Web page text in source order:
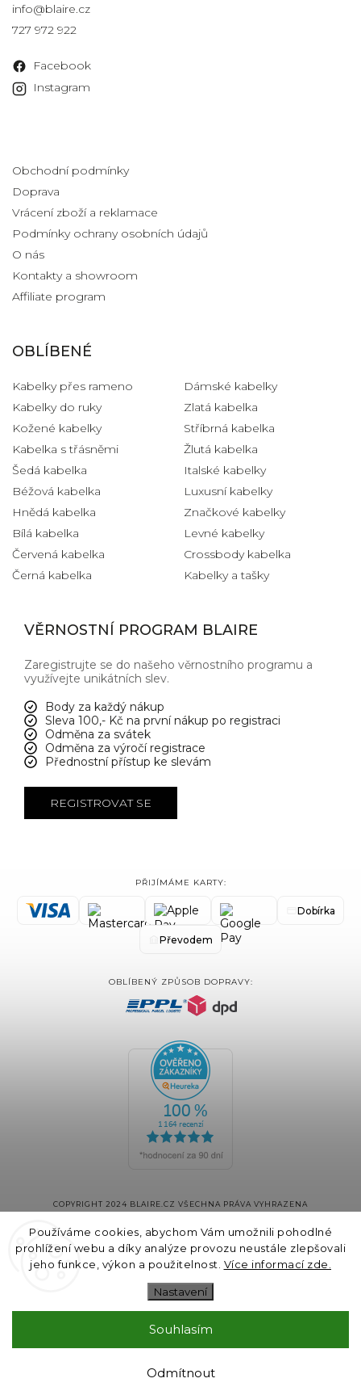
Používáme cookies, abychom Vám umožnili pohodlné
prohlížení webu a díky analýze provozu neustále zlepšovali
jeho funkce, výkon a použitelnost. Více informací zde.
Nastavení
Odmítnout
Souhlasím
info@blaire.cz
727 972 922
Facebook
Instagram
Obchodní podmínky
Doprava
Vrácení zboží a reklamace
Podmínky ochrany osobních údajů
O nás
Kontakty a showroom
Affiliate program
OBLÍBENÉ
Kabelky přes rameno
Kabelky do ruky
Kožené kabelky
Kabelka s třásněmi
Šedá kabelka
Béžová kabelka
Hnědá kabelka
Bílá kabelka
Červená kabelka
Černá kabelka
Dámské kabelky
Zlatá kabelka
Stříbrná kabelka
Žlutá kabelka
Italské kabelky
Luxusní kabelky
Značkové kabelky
Levné kabelky
Crossbody kabelka
Kabelky a tašky
VĚRNOSTNÍ PROGRAM BLAIRE
Zaregistrujte se do našeho věrnostního programu a
využívejte unikátních slev.
Body za každý nákup
Sleva 100,- Kč na první nákup po registraci
Odměna za svátek
Odměna za výročí registrace
Přednostní přístup ke slevám
REGISTROVAT SE
PŘIJÍMÁME KARTY:
Dobírka
Převodem
OBLÍBENÝ ZPŮSOB DOPRAVY:
COPYRIGHT 2024 BLAIRE.CZ VŠECHNA PRÁVA VYHRAZENA
VYTVOŘIL SHOPTET & DESIGN A KÓDOVÁNÍGALANDR.COM